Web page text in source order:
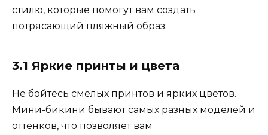
стилю, которые помогут вам создать
потрясающий пляжный образ:
3.1 Яркие принты и цвета
Не бойтесь смелых принтов и ярких цветов.
Мини-бикини бывают самых разных моделей и
оттенков, что позволяет вам